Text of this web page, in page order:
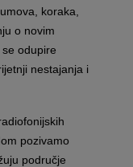
koraka,
o novim
odupire
nestajanja i
pozivamo
područje